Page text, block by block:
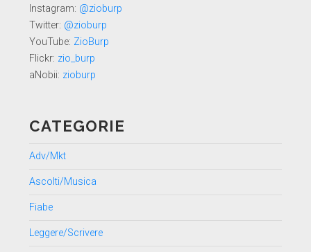
Instagram: @zioburp
Twitter: @zioburp
YouTube: ZioBurp
Flickr: zio_burp
aNobii: zioburp
CATEGORIE
Adv/Mkt
Ascolti/Musica
Fiabe
Leggere/Scrivere